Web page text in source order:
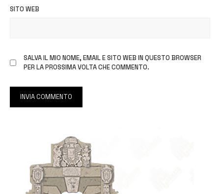
SITO WEB
SALVA IL MIO NOME, EMAIL E SITO WEB IN QUESTO BROWSER
PER LA PROSSIMA VOLTA CHE COMMENTO.